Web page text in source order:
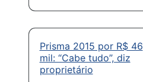
Prisma 2015 por R$ 46
mil: “Cabe tudo”, diz
proprietário